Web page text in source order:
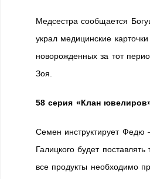
Медсестра сообщается
украл медицинские
новорожденных за тот
Зоя.
58 серия «Клан
Семен инструктирует Федю
Галицкого будет поставлять
все продукты необходимо